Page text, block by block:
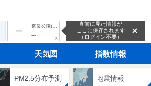
---
ｘ
直前に見た情報が
ここに保存されます
（ログイン不要）
天気図 指数情報
PM2.5分布予測 地震情報